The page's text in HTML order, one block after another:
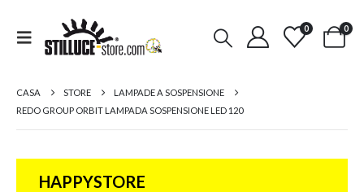
0 0
CASA STORE
LAMPADE A SOSPENSIONE
REDO GROUP ORBIT LAMPADA SOSPENSIONE LED 120
HAPPYSTORE